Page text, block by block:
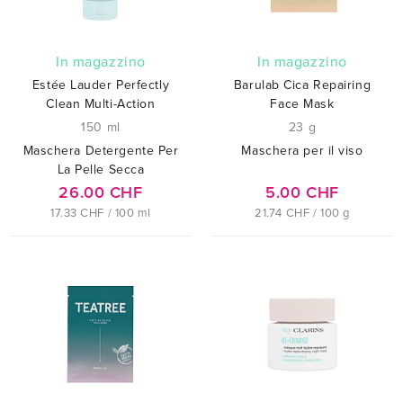
In magazzino
Estée Lauder Perfectly
Clean Multi-Action
150 ml
Maschera Detergente Per
La Pelle Secca
26.00 CHF
17.33 CHF / 100 ml
In magazzino
Barulab Cica Repairing
Face Mask
23 g
Maschera per il viso
5.00 CHF
21.74 CHF / 100 g